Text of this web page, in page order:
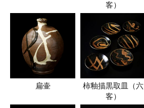
客）
扁壷
柿釉描黒取皿（六
客）